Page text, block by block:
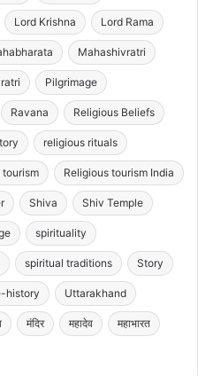
Lord Krishna Lord Rama
Mahashivratri
Pilgrimage
Ravana Religious Beliefs
religious rituals
tourism Religious tourism India
Shiva Shiv Temple
spirituality
spiritual traditions Story
history Uttarakhand
मंदिर महादेव महाभारत